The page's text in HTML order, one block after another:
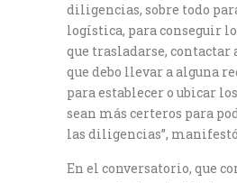
diligencias, sobre todo
logística, para conseguir
que trasladarse, contactar
que debo llevar a alguna
para establecer o ubicar
sean más certeros para
las diligencias”,
En el conversatorio, que